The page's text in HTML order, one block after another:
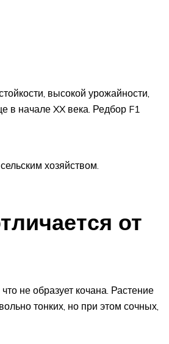
высокой урожайности,
в начале XX века. Редбор F1
хозяйством.
от
не образует кочана. Растение
тонких, но при этом сочных,